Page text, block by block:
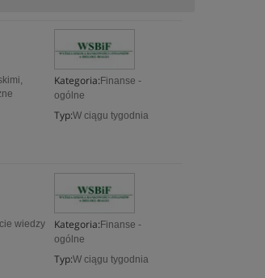
Kategoria: Finanse -
ogólne
Typ:W ciągu tygodnia
Kategoria: Finanse -
ogólne
Typ:W ciągu tygodnia
wiedzy